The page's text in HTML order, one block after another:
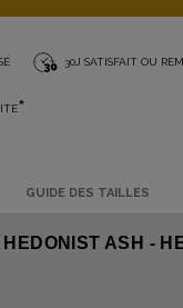
30J SATISFAIT OU
*
GUIDE DES TAILLES
ASH -